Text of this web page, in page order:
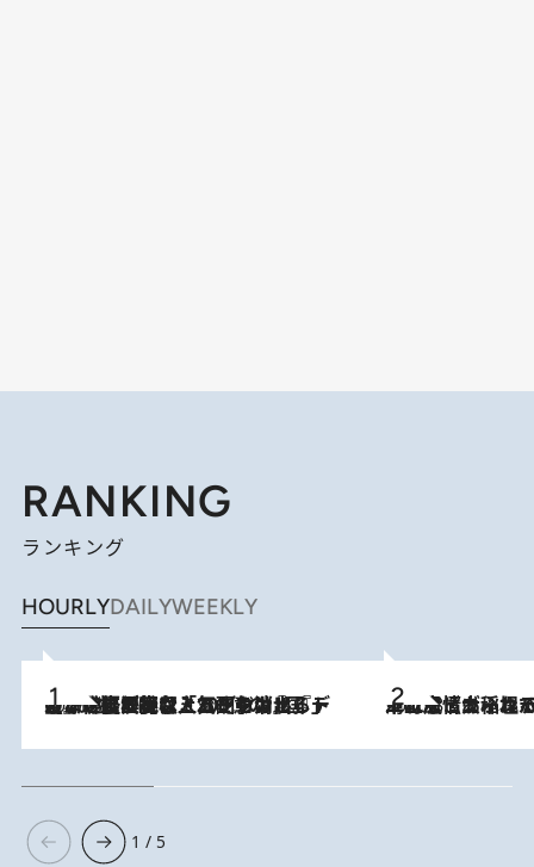
RANKING
ランキング
HOURLYDAILYWEEKLY
2026.8.5
【なぜ吉沢亮は「気配を消せる」のか？】興行収入208億の『国宝』を経て挑むミュージカル『ディア・エヴァン・ハンセン』。トップ俳優が舞台上でさらけ出した“孤独”とは 2026.8.5
下町風情あふれる台北屈指の人気エリア・大稲埕でセンスのいい台湾土産《ヴ
1 / 5